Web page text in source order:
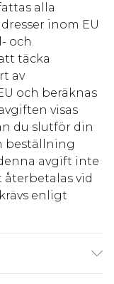
alla
inom EU
och
täcka
av
och beräknas
visas
du slutför din
beställning
avgift inte
vid
enligt